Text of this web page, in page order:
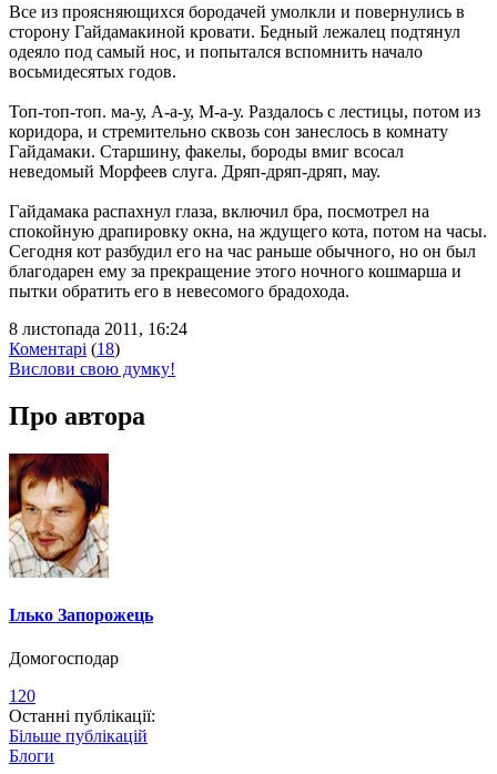
Все из проясняющихся бородачей умолкли и повернулись в
сторону Гайдамакиной кровати. Бедный лежалец подтянул
одеяло под самый нос, и попытался вспомнить начало
восьмидесятых годов.
Топ-топ-топ. ма-у, А-а-у, М-а-у. Раздалось с лестицы, потом из
коридора, и стремительно сквозь сон занеслось в комнату
Гайдамаки. Старшину, факелы, бороды вмиг всосал
неведомый Морфеев слуга. Дряп-дряп-дряп, мау.
Гайдамака распахнул глаза, включил бра, посмотрел на
спокойную драпировку окна, на ждущего кота, потом на часы.
Сегодня кот разбудил его на час раньше обычного, но он был
благодарен ему за прекращение этого ночного кошмарша и
пытки обратить его в невесомого брадохода.
8 листопада 2011, 16:24
Коментарі (18)
Вислови свою думку!
Про автора
Ілько Запорожець
Домогосподар
120
Останні публікації:
Більше публікацій
Блоги